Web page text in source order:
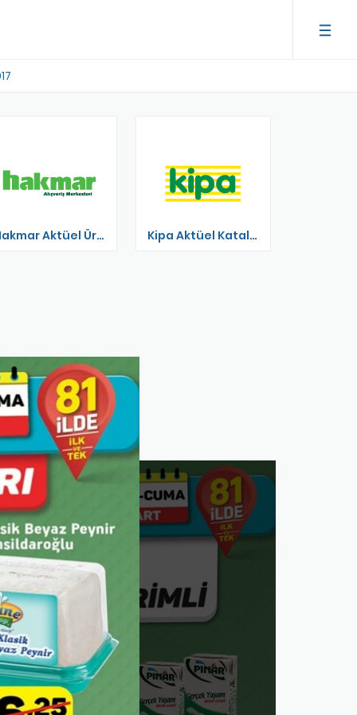
Hakmar Aktüel Ürünler Kipa Aktüel Katalog